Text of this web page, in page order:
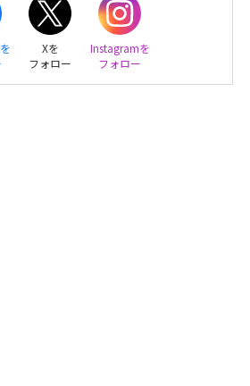
Xを
フォロー
Instagramを
フォロー